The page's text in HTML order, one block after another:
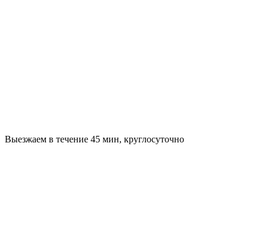
Выезжаем в течение 45 мин, круглосуточно